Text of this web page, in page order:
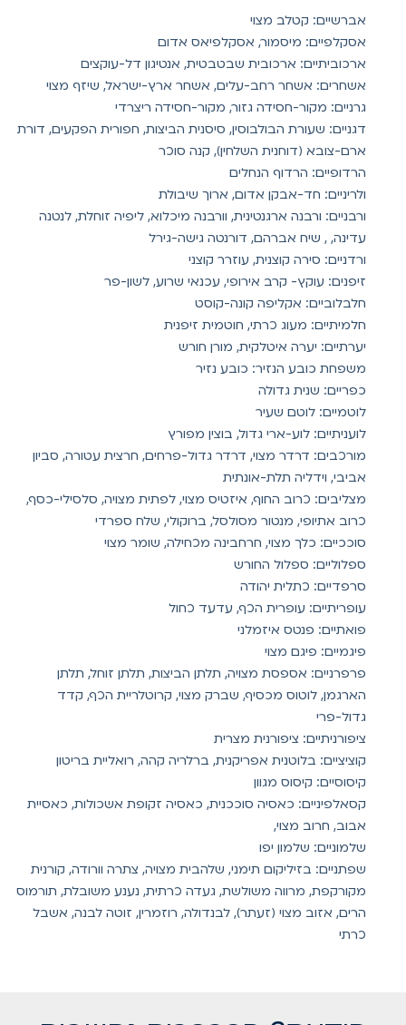
אברשיים: קטלב מצוי
אסקלפיים: מיסמור, אסקלפיאס אדום
ארכוביתיים: ארכובית שבטבטית, אנטיגון דל-עוקצים
אשחרים: אשחר רחב-עלים, אשחר ארץ-ישראל, שיזף מצוי
גרניים: מקור-חסידה גזור, מקור-חסידה ריצרדי
דגניים: שעורת הבולבוסין, סיסנית הביצות, חפורית הפקעים, דורת
ארם-צובא (דוחנית השלחין), קנה סוכר
הרדופיים: הרדוף הנחלים
ולריניים: חד-אבקן אדום, ארוך שיבולת
ורבניים: ורבנה ארגנטינית, וורבנה מיכלוא, ליפיה זוחלת, לנטנה
עדינה, , שיח אברהם, דורנטה גישה-גירל
ורדניים: סירה קוצנית, עוזרר קוצני
זיפנים: עוקץ- קרב אירופי, עכנאי שרוע, לשון-פר
חלבלוביים: אקליפה קונה-קוסט
חלמיתיים: מעוג כרתי, חוטמית זיפנית
יערתיים: יערה איטלקית, מורן חורש
משפחת כובע הנזיר: כובע נזיר
כפריים: שנית גדולה
לוטמיים: לוטם שעיר
לועניתיים: לוע-ארי גדול, בוצין מפורץ
מורכבים: דרדר מצוי, דרדר גדול-פרחים, חרצית עטורה, סביון
אביבי, וידליה תלת-אונתית
מצליבים: כרוב החוף, איזטיס מצוי, לפתית מצויה, סלסילי-כסף,
כרוב אתיופי, מנטור מסולסל, ברוקולי, שלח ספרדי
סוככיים: כלך מצוי, חרחבינה מכחילה, שומר מצוי
ספלוליים: ספלול החורש
סרפדיים: כתלית יהודה
עופריתיים: עופרית הכף, עדעד כחול
פואתיים: פנטס איזמלני
פיגמיים: פיגם מצוי
פרפרניים: אספסת מצויה, תלתן הביצות, תלתן זוחל, תלתן
הארגמן, לוטוס מכסיף, שברק מצוי, קרוטלריית הכף, קדד
גדול-פרי
ציפורניתיים: ציפורנית מצרית
קוציציים: בלוטנית אפריקנית, ברלריה קהה, רואליית בריטון
קיסוסיים: קיסוס מגוון
קסאלפיניים: כאסיה סוככנית, כאסיה זקופת אשכולות, כאסיית
אבוב, חרוב מצוי,
שלמוניים: שלמון יפו
שפתניים: בזיליקום תימני, שלהבית מצויה, צתרה וורודה, קורנית
מקורקפת, מרווה משולשת, געדה כרתית, נענע משובלת, תורמוס
הרים, אזוב מצוי (זעתר), לבנדולה, רוזמרין, זוטה לבנה, אשבל
כרתי